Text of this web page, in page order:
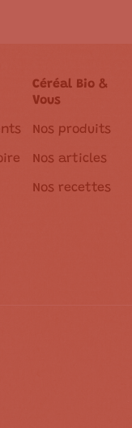
Céréal Bio &
Vous
Nos produits
Nos articles
Nos recettes